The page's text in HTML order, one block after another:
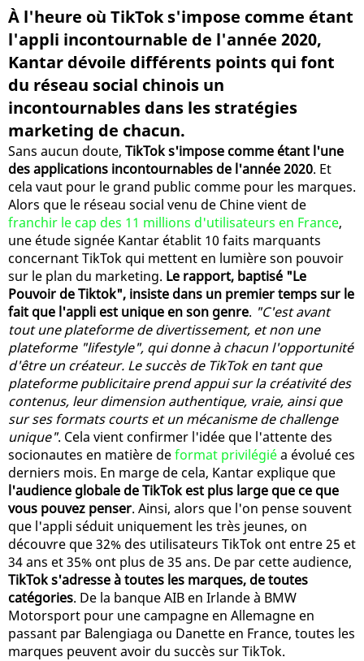
À l'heure où TikTok s'impose comme étant
l'appli incontournable de l'année 2020,
Kantar dévoile différents points qui font
du réseau social chinois un
incontournables dans les stratégies
marketing de chacun.
Sans aucun doute, TikTok s'impose comme étant l'une
des applications incontournables de l'année 2020. Et
cela vaut pour le grand public comme pour les marques.
Alors que le réseau social venu de Chine vient de
franchir le cap des 11 millions d'utilisateurs en France,
une étude signée Kantar établit 10 faits marquants
concernant TikTok qui mettent en lumière son pouvoir
sur le plan du marketing. Le rapport, baptisé "Le
Pouvoir de Tiktok", insiste dans un premier temps sur le
fait que l'appli est unique en son genre. "C'est avant
tout une plateforme de divertissement, et non une
plateforme "lifestyle", qui donne à chacun l'opportunité
d'être un créateur. Le succès de TikTok en tant que
plateforme publicitaire prend appui sur la créativité des
contenus, leur dimension authentique, vraie, ainsi que
sur ses formats courts et un mécanisme de challenge
unique". Cela vient confirmer l'idée que l'attente des
socionautes en matière deformat privilégiéa évolué ces
derniers mois. En marge de cela, Kantar explique que
l'audience globale de TikTok est plus large que ce que
vous pouvez penser. Ainsi, alors que l'on pense souvent
que l'appli séduit uniquement les très jeunes, on
découvre que 32% des utilisateurs TikTok ont entre 25 et
34 ans et 35% ont plus de 35 ans. De par cette audience,
TikTok s'adresse à toutes les marques, de toutes
catégories. De la banque AIB en Irlande à BMW
Motorsport pour une campagne en Allemagne en
passant par Balengiaga ou Danette en France, toutes les
marques peuvent avoir du succès sur TikTok.